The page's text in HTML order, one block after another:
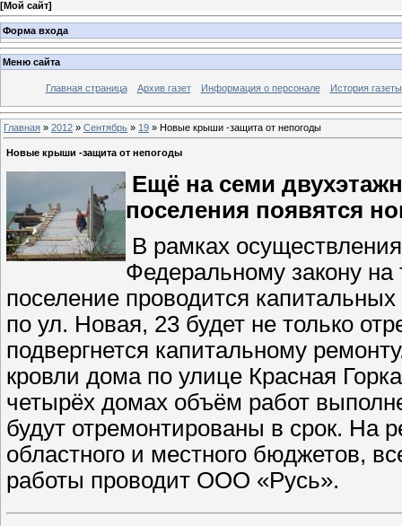
[Мой сайт]
Форма входа
Меню сайта
Главная страница Архив газет Информация о персонале История газеты
Главная » 2012 » Сентябрь » 19 » Новые крыши -защита от непогоды
Новые крыши -защита от непогоды
Ещё на семи
поселения появятся
В рамках
Федеральному закону
поселение проводится
по ул. Новая, 23 будет не только
подвергнется капитальному
кровли дома по улице Красная
четырёх домах объём работ
будут отремонтированы в срок. На
областного и местного бюджетов,
работы проводит ООО «Русь».